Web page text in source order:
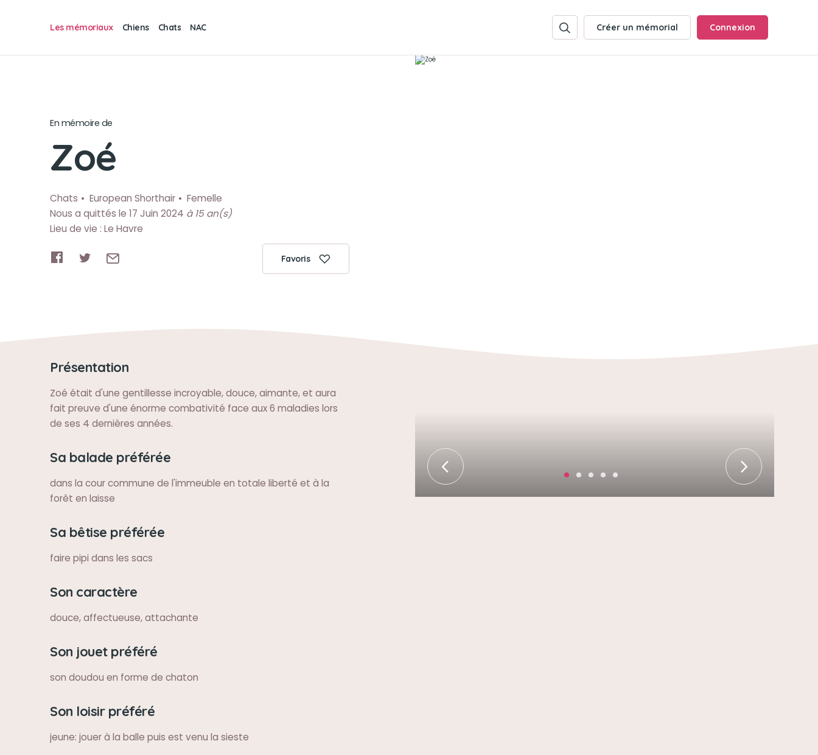
Les mémoriaux Chiens Chats NAC Créer un mémorial Connexion
En mémoire de
Zoé
Chats European Shorthair
Femelle
Nous a quittés le 17 Juin 2024 à 15 an(s)
Lieu de vie : Le Havre
Favoris
Présentation
Zoé était d'une gentillesse incroyable, douce, aimante, et aura
fait preuve d'une énorme combativité face aux 6 maladies lors
de ses 4 dernières années.
Sa balade préférée
dans la cour commune de l'immeuble en totale liberté et à la
forêt en laisse
Sa bêtise préférée
faire pipi dans les sacs
Son caractère
douce, affectueuse, attachante
Son jouet préféré
son doudou en forme de chaton
Son loisir préféré
jeune: jouer à la balle puis est venu la sieste